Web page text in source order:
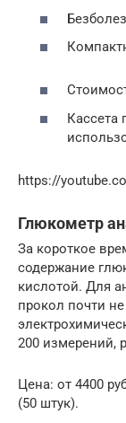
Кассета
https://
Глюкометр
За короткое
содержание
кислотой. Для
прокол почти не
200 измерений,
Цена: от 4400
(50 штук).